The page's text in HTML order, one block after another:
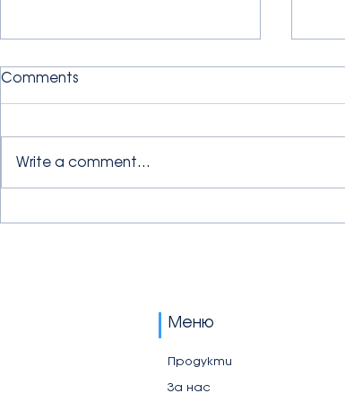
Comments
Write a comment...
Меню
Продукти
За нас